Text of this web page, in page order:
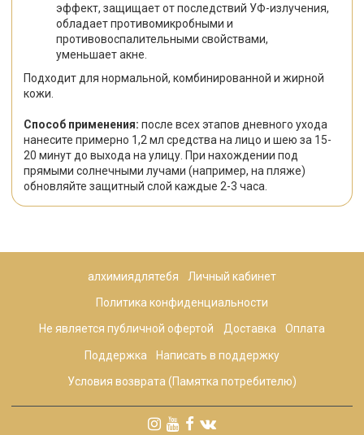
эффект, защищает от последствий УФ-излучения,
обладает противомикробными и
противовоспалительными свойствами,
уменьшает акне.
Подходит для нормальной, комбинированной и жирной
кожи.
Способ применения: после всех этапов дневного ухода
нанесите примерно 1,2 мл средства на лицо и шею за 15-
20 минут до выхода на улицу. При нахождении под
прямыми солнечными лучами (например, на пляже)
обновляйте защитный слой каждые 2-3 часа.
алхимиядлятебя Личный кабинет
Политика конфиденциальности
Не является публичной офертой Доставка Оплата
Поддержка Написать в поддержку
Условия возврата (Памятка потребителю)